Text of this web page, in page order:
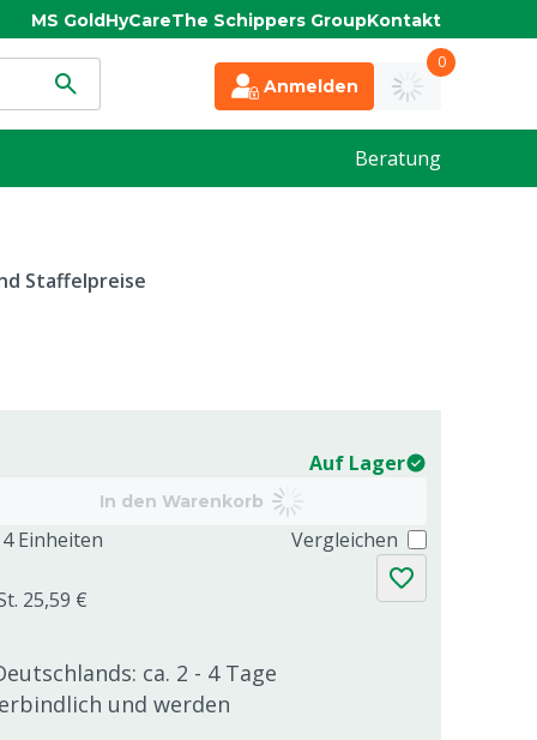
MS GoldHyCareThe Schippers GroupKontakt
Anmelden
0
Beratung
Auf Lager
In den Warenkorb
4 Einheiten
25,59 €
ca. 2 - 4 Tage
und werden
Vergleichen
Staffelpreise